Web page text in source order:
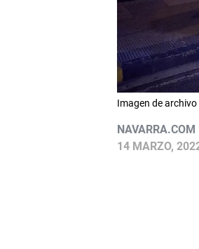
Imagen de
NAVARRA.COM
14 MARZO,